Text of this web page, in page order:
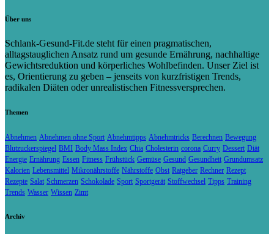
Über uns
Schlank-Gesund-Fit.de steht für einen pragmatischen,
alltagstauglichen Ansatz rund um gesunde Ernährung, nachhaltige
Gewichtsreduktion und körperliches Wohlbefinden. Unser Ziel ist
es, Orientierung zu geben – jenseits von kurzfristigen Trends,
radikalen Diäten oder unrealistischen Fitnessversprechen.
Themen
Abnehmen Abnehmen ohne Sport Abnehmtipps Abnehmtricks Berechnen Bewegung
Blutzuckerspiegel BMI Body Mass Index Chia Cholesterin corona Curry Dessert Diät
Energie Ernährung Essen Fitness Frühstück Gemüse Gesund Gesundheit Grundumsatz
Kalorien Lebensmittel Mikronährstoffe Nährstoffe Obst Ratgeber Rechner Rezept
Rezepte Salat Schmerzen Schokolade Sport Sportgerät Stoffwechsel Tipps Training
Trends Wasser Wissen Zimt
Archiv